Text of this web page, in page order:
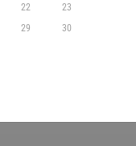
22
23
29
30